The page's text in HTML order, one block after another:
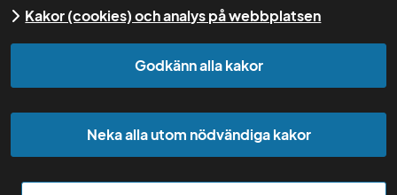
Kakor (cookies) och analys på webbplatsen
Godkänn alla kakor
Neka alla utom nödvändiga kakor
Start Kurser Kursdokumentation
Kurser
Grundkurs
Energikartläggning